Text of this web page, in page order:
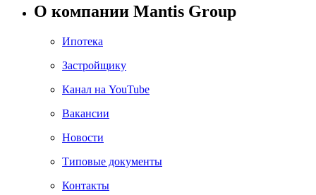
О компании Mantis Group
Ипотека
Застройщику
Канал на YouTube
Вакансии
Новости
Типовые документы
Контакты